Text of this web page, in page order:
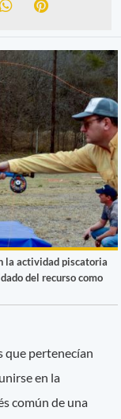
la actividad piscatoria
del recurso como
que pertenecían
en la
común de una